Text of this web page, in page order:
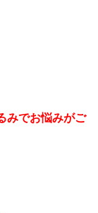
みでお悩みがご